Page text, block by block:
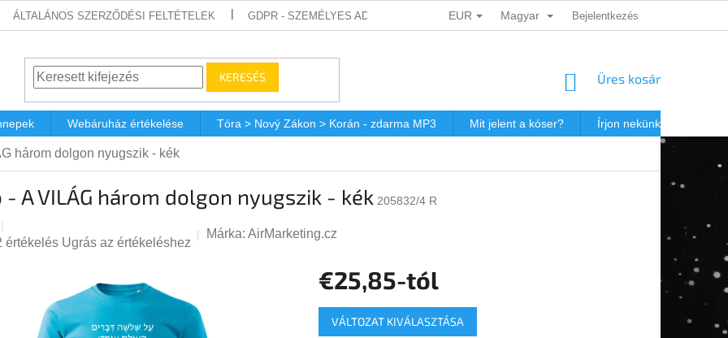
ÁLTALÁNOS SZERZŐDÉSI FELTÉTELEK GDPR - SZEMÉLYES ADATOK VÉDELME DÁRKOVÉ KUPONY POSTAKÖLTSÉG
EUR Magyar Bejelentkezés
KERESÉS KOSÁR
Üres kosár
Webáruház értékelése Tóra > Nový Zákon > Korán - zdarma MP3 Mit jelent a kóser? Írjon nekünk
három dolgon nyugszik - kék
- A VILÁG három dolgon nyugszik - kék 205832/4 R
értékelés Ugrás az értékeléshez
Márka: AirMarketing.cz
€25,85-tól
Egységár:
VÁLTOZAT KIVÁLASZTÁSA